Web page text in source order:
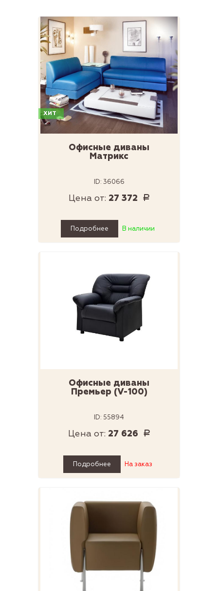
ХИТ
Офисные диваны
Матрикс
ID: 36066
Цена от: 27 372 Р
Подробнее В наличии
Офисные диваны
Премьер (V-100)
ID: 55894
Цена от: 27 626 Р
Подробнее На заказ